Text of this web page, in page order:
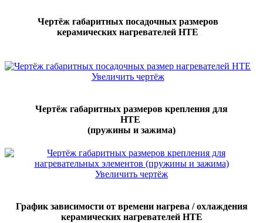
Чертёж габаритных посадочных размеров
керамических нагревателей HTE
Увеличить чертёж
Чертёж габаритных размеров крепления для
HTE
(пружины и зажима)
Увеличить чертёж
График зависимости от времени нагрева / охлаждения
керамических нагревателей НTE